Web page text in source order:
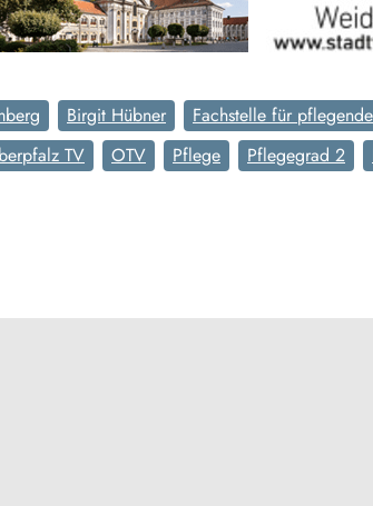
Birgit Hübner Fachstelle für
TV
OTV Pflege Pflegegrad 2